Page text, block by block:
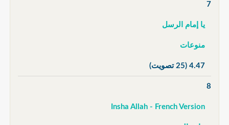
7
يا إمام الرسل
منوعات
4.47 (25 تصويت)
8
Insha Allah - French Version